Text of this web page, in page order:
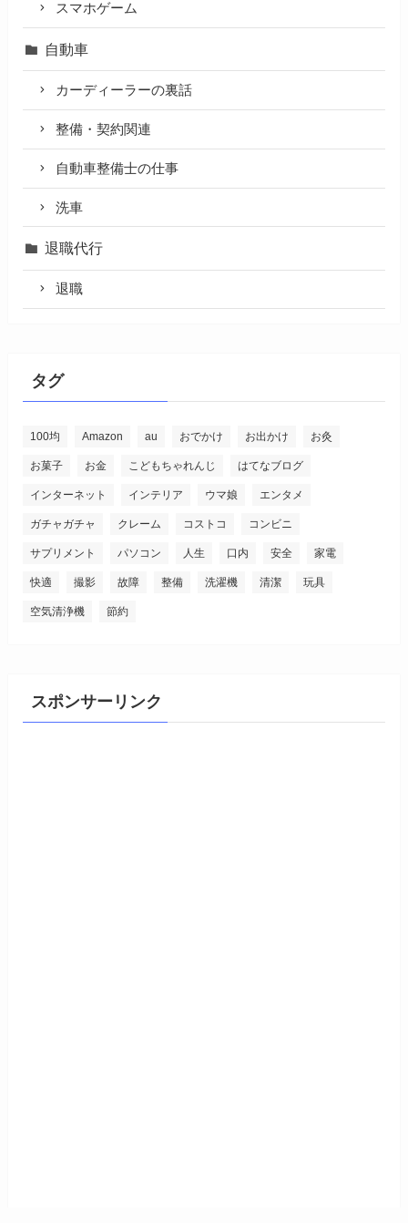
スマホゲーム
自動車
カーディーラーの裏話
整備・契約関連
自動車整備士の仕事
洗車
退職代行
退職
タグ
100均 Amazon au おでかけ お出かけ お灸
お菓子 お金 こどもちゃれんじ はてなブログ
インターネット インテリア ウマ娘 エンタメ
ガチャガチャ クレーム コストコ コンビニ
サプリメント パソコン 人生 口内 安全 家電
快適 撮影 故障 整備 洗濯機 清潔 玩具
空気清浄機 節約
スポンサーリンク